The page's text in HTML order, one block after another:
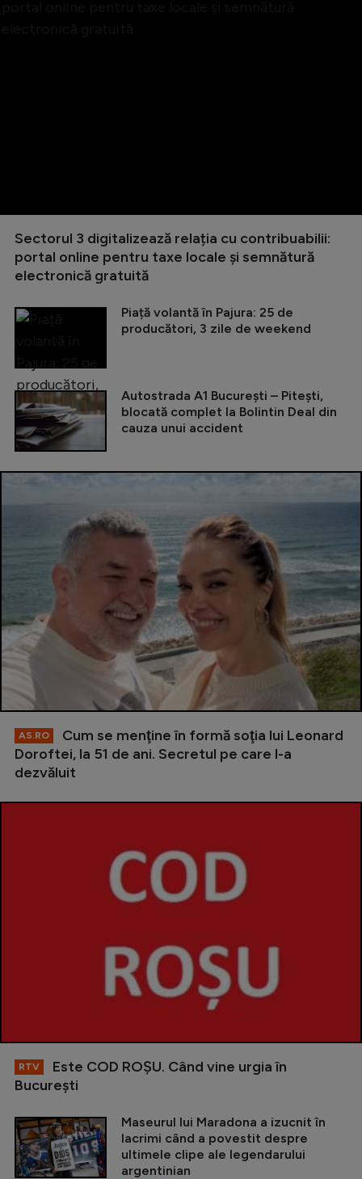
Sectorul 3 digitalizează relația cu contribuabilii:
portal online pentru taxe locale și semnătură
electronică gratuită
Piață volantă în Pajura: 25 de
producători, 3 zile de weekend
Autostrada A1 București – Pitești,
blocată complet la Bolintin Deal din
cauza unui accident
AS.RO
Cum se menţine în formă soţia lui Leonard
Doroftei, la 51 de ani. Secretul pe care l-a
dezvăluit
RTV
Este COD ROŞU. Când vine urgia în
Bucureşti
Maseurul lui Maradona a izucnit în
lacrimi când a povestit despre
ultimele clipe ale legendarului
argentinian